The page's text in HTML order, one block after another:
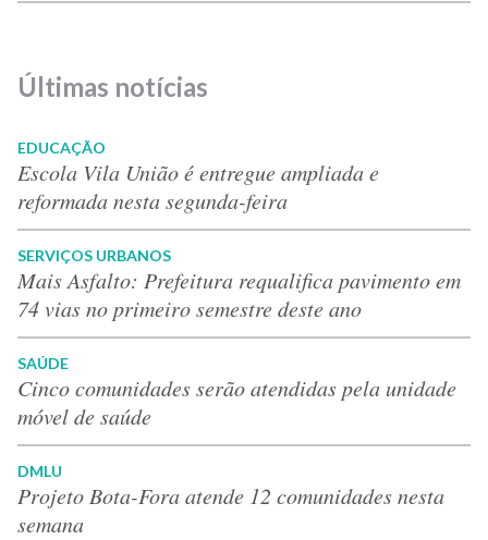
Últimas notícias
EDUCAÇÃO
Escola Vila União é entregue ampliada e
reformada nesta segunda-feira
SERVIÇOS URBANOS
Mais Asfalto: Prefeitura requalifica pavimento em
74 vias no primeiro semestre deste ano
SAÚDE
Cinco comunidades serão atendidas pela unidade
móvel de saúde
DMLU
Projeto Bota-Fora atende 12 comunidades nesta
semana